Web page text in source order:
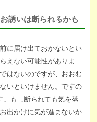
誘いは断られるかも
に届け出ておかないとい
えない可能性がありま
はないのですが、おおむ
いといけません。ですの
。もし断られても気を落
出かけに気が進まないか